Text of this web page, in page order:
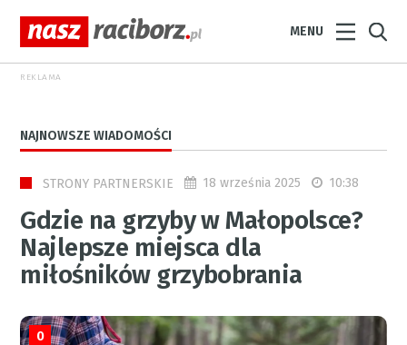
MENU
REKLAMA
NAJNOWSZE WIADOMOŚCI
STRONY PARTNERSKIE 18 września 2025 10:38
Gdzie na grzyby w Małopolsce?
Najlepsze miejsca dla
miłośników grzybobrania
0